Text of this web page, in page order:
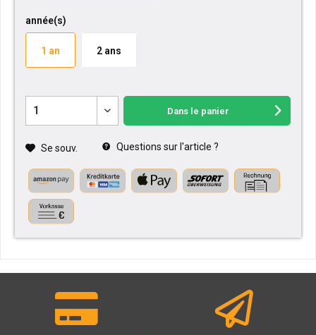
année(s)
1 an 2 ans
Dans le panier
Se souv. Questions sur l'article ?